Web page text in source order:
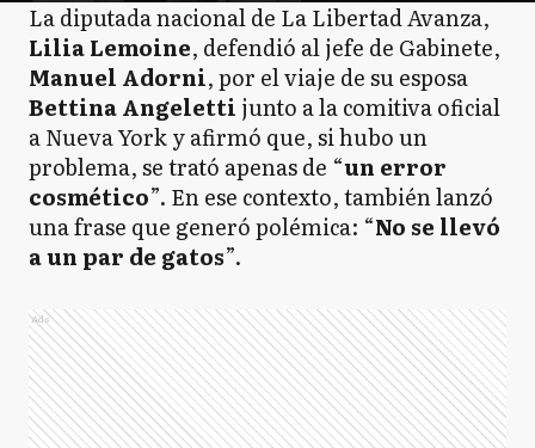
La diputada nacional de La Libertad Avanza,
Lilia Lemoine, defendió al jefe de Gabinete,
Manuel Adorni, por el viaje de su esposa
Bettina Angeletti junto a la comitiva oficial
a Nueva York y afirmó que, si hubo un
problema, se trató apenas de “un error
cosmético”. En ese contexto, también lanzó
una frase que generó polémica: “No se llevó
a un par de gatos”.
Ads